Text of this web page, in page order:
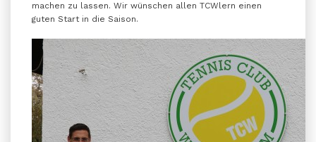
machen zu lassen. Wir wünschen allen TCWlern einen
guten Start in die Saison.